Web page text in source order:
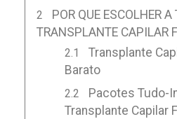
POR QUE ESCOLHER
TRANSPLANTE CAPILAR
Transplante
Barato
Pacotes Tudo-
Transplante Capilar